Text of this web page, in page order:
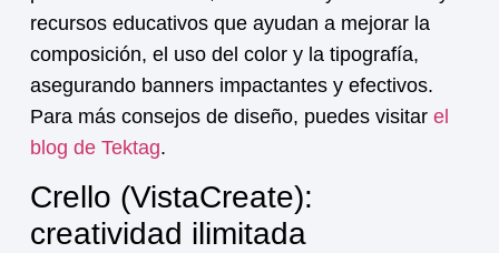
recursos educativos que ayudan a mejorar la
composición, el uso del color y la tipografía,
asegurando banners impactantes y efectivos.
Para más consejos de diseño, puedes visitar el
blog de Tektag.
Crello (VistaCreate):
creatividad ilimitada